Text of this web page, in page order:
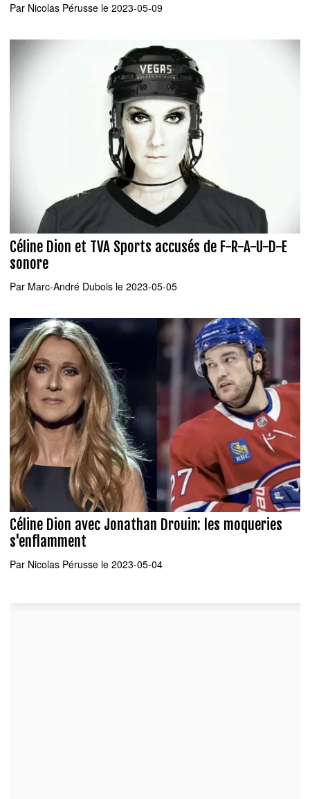
Par Nicolas Pérusse le 2023-05-09
Céline Dion et TVA Sports accusés de F-R-A-U-D-E
sonore
Par Marc-André Dubois le 2023-05-05
Céline Dion avec Jonathan Drouin: les moqueries
s'enflamment
Par Nicolas Pérusse le 2023-05-04